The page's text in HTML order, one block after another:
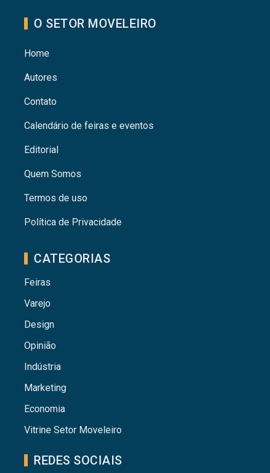
O SETOR MOVELEIRO
Home
Autores
Contato
Calendário de feiras e eventos
Editorial
Quem Somos
Termos de uso
Política de Privacidade
CATEGORIAS
Feiras
Varejo
Design
Opinião
Indústria
Marketing
Economia
Vitrine Setor Moveleiro
REDES SOCIAIS